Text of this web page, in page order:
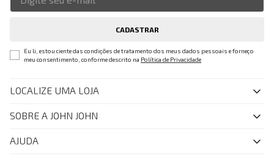
CADASTRAR
Eu li, estou ciente das condições de tratamento dos meus dados pessoais e forneço
meu consentimento, conforme descrito na Política de Privacidade
LOCALIZE UMA LOJA
SOBRE A JOHN JOHN
Quem Somos
AJUDA